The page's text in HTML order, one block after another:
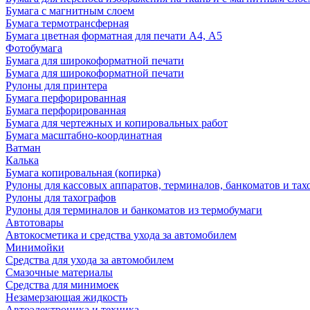
Бумага с магнитным слоем
Бумага термотрансферная
Бумага цветная форматная для печати А4, А5
Фотобумага
Бумага для широкоформатной печати
Бумага для широкоформатной печати
Рулоны для принтера
Бумага перфорированная
Бумага перфорированная
Бумага для чертежных и копировальных работ
Бумага масштабно-координатная
Ватман
Калька
Бумага копировальная (копирка)
Рулоны для кассовых аппаратов, терминалов, банкоматов и
Рулоны для тахографов
Рулоны для терминалов и банкоматов из термобумаги
Автотовары
Автокосметика и средства ухода за автомобилем
Минимойки
Средства для ухода за автомобилем
Смазочные материалы
Средства для минимоек
Незамерзающая жидкость